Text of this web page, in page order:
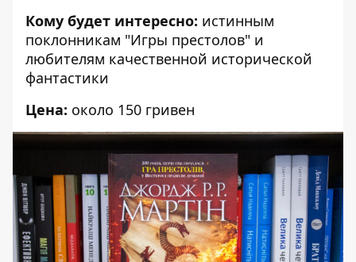
Кому будет интересно: истинным
поклонникам "Игры престолов" и
любителям качественной исторической
фантастики
Цена: около 150 гривен